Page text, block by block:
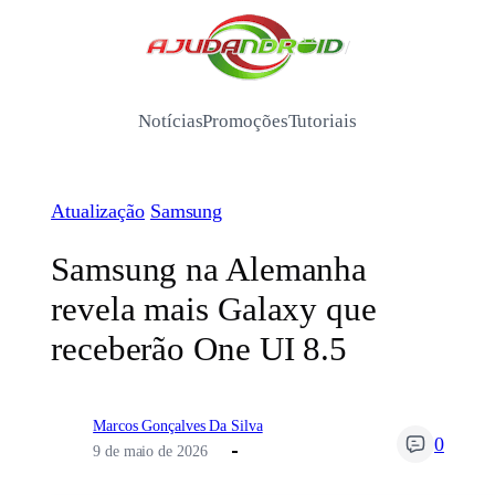
/
NotíciasPromoçõesTutoriais
Atualização Samsung
Samsung na Alemanha
revela mais Galaxy que
receberão One UI 8.5
Marcos Gonçalves Da Silva
9 de maio de 2026
0